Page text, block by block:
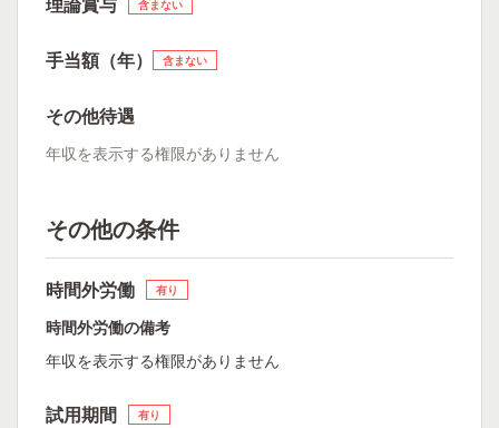
含まない
手当額（年） 含まない
その他待遇
年収を表示する権限がありません
その他の条件
時間外労働 有り
時間外労働の備考
年収を表示する権限がありません
試用期間 有り